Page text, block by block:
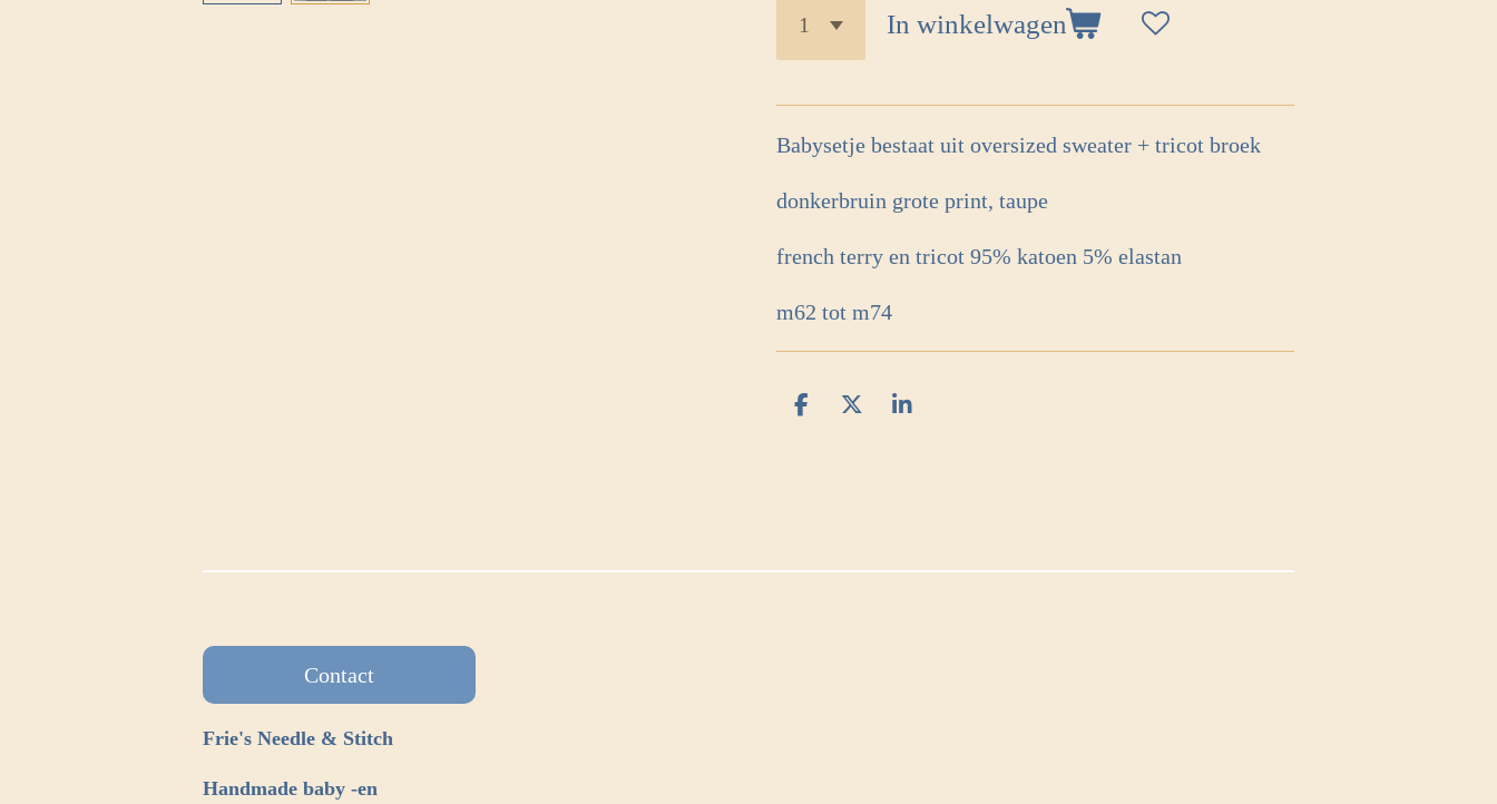
In winkelwagen
Babysetje bestaat uit oversized sweater + tricot broek
donkerbruin grote print, taupe
french terry en tricot 95% katoen 5% elastan
m62 tot m74
D
D
S
Contact
Frie's Needle & Stitch
Handmade baby -en